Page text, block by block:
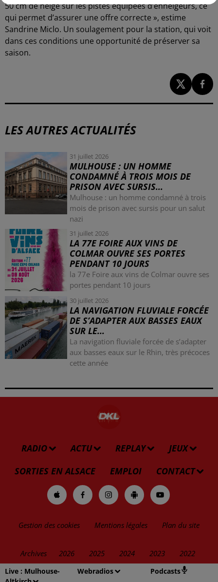
Live : Mulhouse-
Webradios Podcasts
50 cm de neige sur les pistes équipées d’enneigeurs, ce
qui permet d’assurer une offre correcte », estime
Sandrine Miclo. Un soulagement pour la station, qui voit
dans ces conditions une opportunité de préserver sa
saison.
LES AUTRES ACTUALITÉS
31 juillet 2026
MULHOUSE : UN HOMME
CONDAMNÉ À TROIS MOIS DE
PRISON AVEC SURSIS...
Mulhouse : un homme condamné à trois
mois de prison avec sursis pour un salut
nazi
31 juillet 2026
LA 77E FOIRE AUX VINS DE
COLMAR OUVRE SES PORTES
PENDANT 10 JOURS
la 77e Foire aux vins de Colmar ouvre ses
portes pendant 10 jours
30 juillet 2026
LA NAVIGATION FLUVIALE FORCÉE
DE S’ADAPTER AUX BASSES EAUX
SUR LE...
La navigation fluviale forcée de s’adapter
aux basses eaux sur le Rhin, très précoces
cette année
RADIO ACTU REPLAY
JEUX
SORTIES EN ALSACE
EMPLOI CONTACT
Gestion des cookies Mentions légales Plan du site
Archives 2026 2025 2024 2023 2022